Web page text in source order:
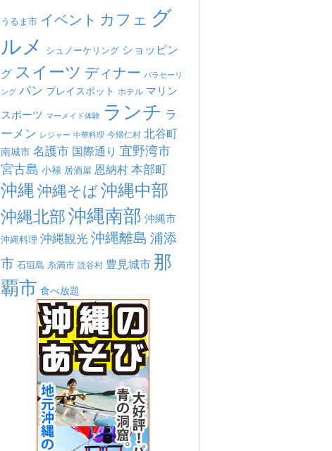
うるま市 イベント カフェ グ
ルメ シュノーケリング ショッピン
グ スイーツ ディナー パラセーリ
ング パン プレイスポット ホテル マリン
スポーツ マーメイド体験 ランチ ラ
ーメン レジャー 中華料理 今帰仁村 北谷町
南城市名護市 国際通り 宜野湾市
宮古島 小禄 居酒屋 恩納村本部町
沖縄沖縄そば沖縄中部
沖縄北部沖縄南部 沖縄市
沖縄料理 沖縄観光沖縄離島 浦添
市 石垣島 糸満市 読谷村 豊見城市 那
覇市 食べ放題